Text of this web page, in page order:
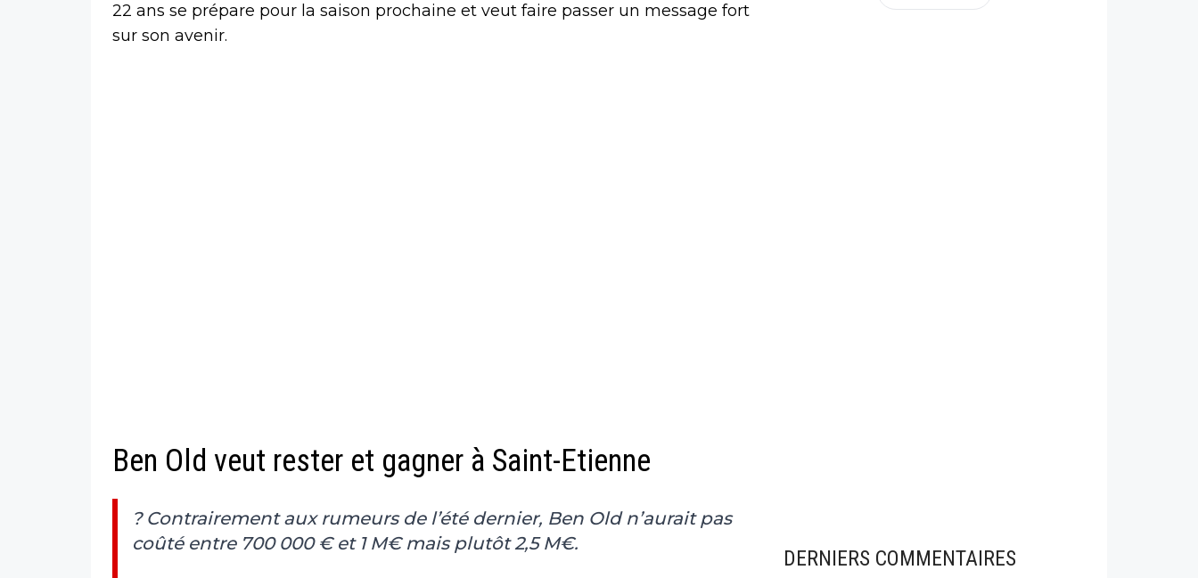
22 ans se prépare pour la saison prochaine et veut faire passer un message fort
sur son avenir.
Ben Old veut rester et gagner à Saint-Etienne
? Contrairement aux rumeurs de l’été dernier, Ben Old n’aurait pas
coûté entre 700 000 € et 1 M€ mais plutôt 2,5 M€.
DERNIERS COMMENTAIRES